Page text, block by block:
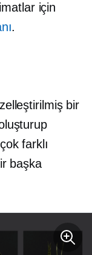
için
.
bir
farklı
başka